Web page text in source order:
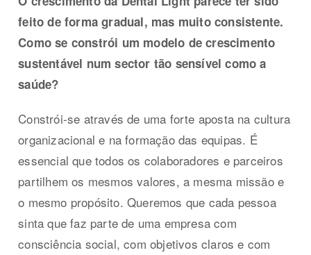
feito de forma gradual, mas muito consistente.
Como se constrói um modelo de crescimento
sustentável num sector tão sensível como a
saúde?
Constrói-se através de uma forte aposta na cultura
organizacional e na formação das equipas. É
essencial que todos os colaboradores e parceiros
partilhem os mesmos valores, a mesma missão e
o mesmo propósito. Queremos que cada pessoa
sinta que faz parte de uma empresa com
consciência social, com objetivos claros e com